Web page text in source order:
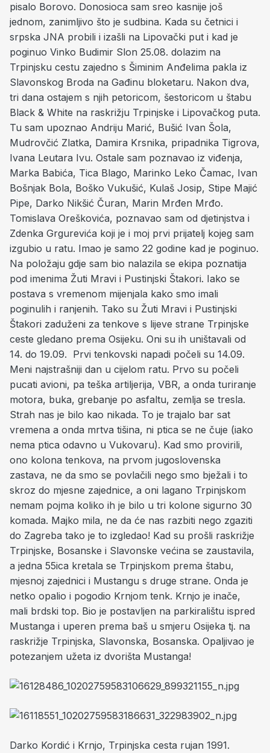
pisalo Borovo. Donosioca sam sreo kasnije još
jednom, zanimljivo što je sudbina. Kada su četnici i
srpska JNA probili i izašli na Lipovački put i kad je
poginuo Vinko Budimir Slon 25.08. dolazim na
Trpinjsku cestu zajedno s Šiminim Anđelima pakla iz
Slavonskog Broda na Gađinu bloketaru. Nakon dva,
tri dana ostajem s njih petoricom, šestoricom u štabu
Black & White na raskrižju Trpinjske i Lipovačkog puta.
Tu sam upoznao Andriju Marić, Bušić Ivan Šola,
Mudrovčić Zlatka, Damira Krsnika, pripadnika Tigrova,
Ivana Leutara Ivu. Ostale sam poznavao iz viđenja,
Marka Babića, Tica Blago, Marinko Leko Čamac, Ivan
Bošnjak Bola, Boško Vukušić, Kulaš Josip, Stipe Majić
Pipe, Darko Nikšić Čuran, Marin Mrđen Mrđo.
Tomislava Oreškovića, poznavao sam od djetinjstva i
Zdenka Grgurevića koji je i moj prvi prijatelj kojeg sam
izgubio u ratu. Imao je samo 22 godine kad je poginuo.
Na položaju gdje sam bio nalazila se ekipa poznatija
pod imenima Žuti Mravi i Pustinjski Štakori. Iako se
postava s vremenom mijenjala kako smo imali
poginulih i ranjenih. Tako su Žuti Mravi i Pustinjski
Štakori zaduženi za tenkove s lijeve strane Trpinjske
ceste gledano prema Osijeku. Oni su ih uništavali od
14. do 19.09. Prvi tenkovski napadi počeli su 14.09.
Meni najstrašniji dan u cijelom ratu. Prvo su počeli
pucati avioni, pa teška artiljerija, VBR, a onda turiranje
motora, buka, grebanje po asfaltu, zemlja se tresla.
Strah nas je bilo kao nikada. To je trajalo bar sat
vremena a onda mrtva tišina, ni ptica se ne čuje (iako
nema ptica odavno u Vukovaru). Kad smo provirili,
ono kolona tenkova, na prvom jugoslovenska
zastava, ne da smo se povlačili nego smo bježali i to
skroz do mjesne zajednice, a oni lagano Trpinjskom
nemam pojma koliko ih je bilo u tri kolone sigurno 30
komada. Majko mila, ne da će nas razbiti nego zgaziti
do Zagreba tako je to izgledao! Kad su prošli raskrižje
Trpinjske, Bosanske i Slavonske većina se zaustavila,
a jedna 55ica kretala se Trpinjskom prema štabu,
mjesnoj zajednici i Mustangu s druge strane. Onda je
netko opalio i pogodio Krnjom tenk. Krnjo je inače,
mali brdski top. Bio je postavljen na parkiralištu ispred
Mustanga i uperen prema baš u smjeru Osijeka tj. na
raskrižje Trpinjska, Slavonska, Bosanska. Opaljivao je
potezanjem užeta iz dvorišta Mustanga!
Darko Kordić i Krnjo, Trpinjska cesta rujan 1991.